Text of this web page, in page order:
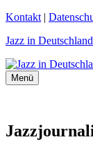
Zum
springen
Kontakt |
Jazz in
Menü